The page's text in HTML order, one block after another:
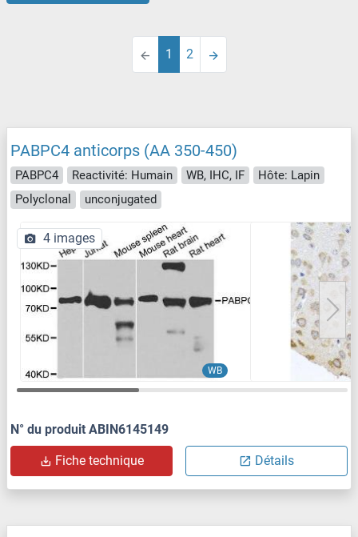
1 2
PABPC4 anticorps (AA 350-450)
PABPC4 Reactivité: Humain WB, IHC, IF
Hôte: Lapin
Polyclonal
unconjugated
WB
4 images
N° du produit ABIN6145149
Fiche technique Détails